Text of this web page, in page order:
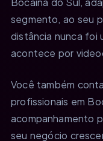
segmento, ao seu
distância nunca foi
acontece por
Você também
profissionais em
acompanhamento
seu negócio